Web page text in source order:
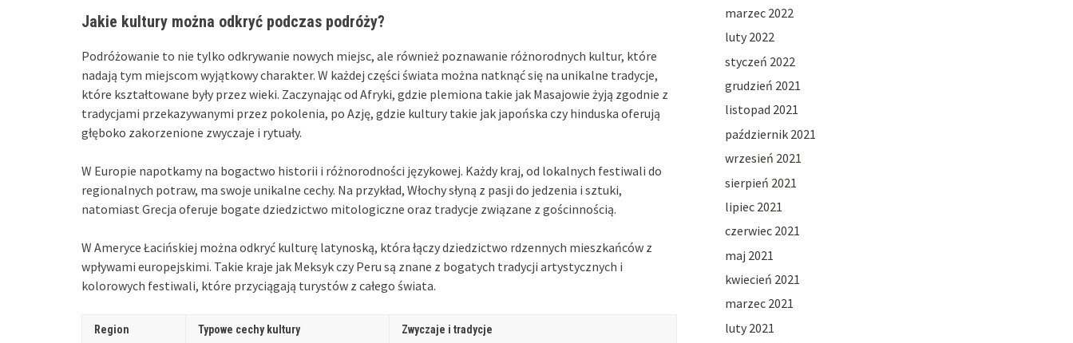
Jakie kultury można odkryć podczas podróży?
Podróżowanie to nie tylko odkrywanie nowych miejsc, ale również poznawanie różnorodnych kultur, które
nadają tym miejscom wyjątkowy charakter. W każdej części świata można natknąć się na unikalne tradycje,
które kształtowane były przez wieki. Zaczynając od Afryki, gdzie plemiona takie jak Masajowie żyją zgodnie z
tradycjami przekazywanymi przez pokolenia, po Azję, gdzie kultury takie jak japońska czy hinduska oferują
głęboko zakorzenione zwyczaje i rytuały.
W Europie napotkamy na bogactwo historii i różnorodności językowej. Każdy kraj, od lokalnych festiwali do
regionalnych potraw, ma swoje unikalne cechy. Na przykład, Włochy słyną z pasji do jedzenia i sztuki,
natomiast Grecja oferuje bogate dziedzictwo mitologiczne oraz tradycje związane z gościnnością.
W Ameryce Łacińskiej można odkryć kulturę latynoską, która łączy dziedzictwo rdzennych mieszkańców z
wpływami europejskimi. Takie kraje jak Meksyk czy Peru są znane z bogatych tradycji artystycznych i
kolorowych festiwali, które przyciągają turystów z całego świata.
Region Typowe cechy kultury Zwyczaje i tradycje
marzec 2022
luty 2022
styczeń 2022
grudzień 2021
listopad 2021
październik 2021
wrzesień 2021
sierpień 2021
lipiec 2021
czerwiec 2021
maj 2021
kwiecień 2021
marzec 2021
luty 2021